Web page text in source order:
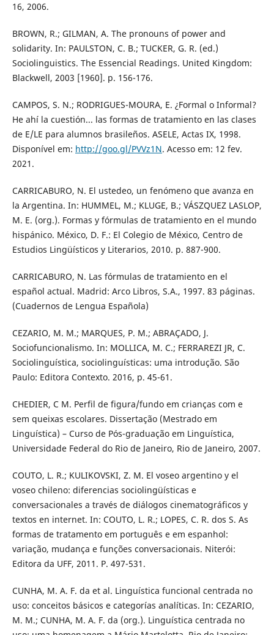
16, 2006.
BROWN, R.; GILMAN, A. The pronouns of power and
solidarity. In: PAULSTON, C. B.; TUCKER, G. R. (ed.)
Sociolinguistics. The Essencial Readings. United Kingdom:
Blackwell, 2003 [1960]. p. 156-176.
CAMPOS, S. N.; RODRIGUES-MOURA, E. ¿Formal o Informal?
He ahí la cuestión... las formas de tratamiento en las clases
de E/LE para alumnos brasileños. ASELE, Actas IX, 1998.
Disponível em: http://goo.gl/PVVz1N. Acesso em: 12 fev.
2021.
CARRICABURO, N. El ustedeo, un fenómeno que avanza en
la Argentina. In: HUMMEL, M.; KLUGE, B.; VÁSZQUEZ LASLOP,
M. E. (org.). Formas y fórmulas de tratamiento en el mundo
hispánico. México, D. F.: El Colegio de México, Centro de
Estudios Lingüísticos y Literarios, 2010. p. 887-900.
CARRICABURO, N. Las fórmulas de tratamiento en el
español actual. Madrid: Arco Libros, S.A., 1997. 83 páginas.
(Cuadernos de Lengua Española)
CEZARIO, M. M.; MARQUES, P. M.; ABRAÇADO, J.
Sociofuncionalismo. In: MOLLICA, M. C.; FERRAREZI JR, C.
Sociolinguística, sociolinguísticas: uma introdução. São
Paulo: Editora Contexto. 2016, p. 45-61.
CHEDIER, C M. Perfil de figura/fundo em crianças com e
sem queixas escolares. Dissertação (Mestrado em
Linguística) – Curso de Pós-graduação em Linguística,
Universidade Federal do Rio de Janeiro, Rio de Janeiro, 2007.
COUTO, L. R.; KULIKOVSKI, Z. M. El voseo argentino y el
voseo chileno: diferencias sociolingüísticas e
conversacionales a través de diálogos cinematográficos y
textos en internet. In: COUTO, L. R.; LOPES, C. R. dos S. As
formas de tratamento em português e em espanhol:
variação, mudança e funções conversacionais. Niterói:
Editora da UFF, 2011. P. 497-531.
CUNHA, M. A. F. da et al. Linguística funcional centrada no
uso: conceitos básicos e categorías analíticas. In: CEZARIO,
M. M.; CUNHA, M. A. F. da (org.). Linguística centrada no